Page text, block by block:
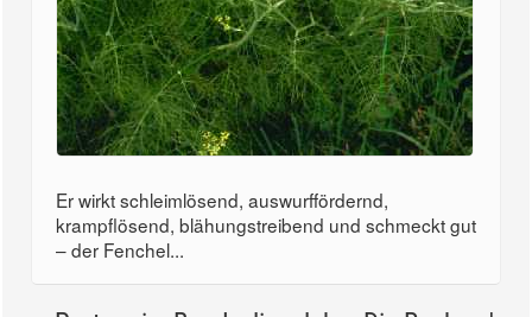
Er wirkt schleimlösend, auswurffördernd,
krampflösend, blähungstreibend und schmeckt gut
– der Fenchel...